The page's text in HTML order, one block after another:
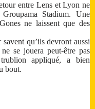
entre Lens et Lyon ne
Stadium. Une
ne laissent que des
qu’ils devront aussi
se jouera peut-être pas
appliqué, a bien
bout.